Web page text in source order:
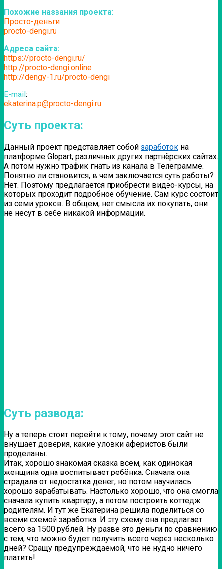
Похожие названия проекта:
Просто-деньги
procto-dengi.ru
Адреса сайта:
https://procto-dengi.ru/
http://procto-dengi.online
http://dengy-1.ru/procto-dengi
E-mail:
ekaterina.p@procto-dengi.ru
Суть проекта:
Данный проект представляет собой заработок на
платформе Glopart, различных других партнёрских сайтах.
А потом нужно трафик гнать из канала в Телеграмме.
Понятно ли становится, в чем заключается суть работы?
Нет. Поэтому предлагается приобрести видео-курсы, на
которых проходит подробное обучение. Сам курс состоит
из семи уроков. В общем, нет смысла их покупать, они
не несут в себе никакой информации.
Суть развода:
Ну а теперь стоит перейти к тому, почему этот сайт не
внушает доверия, какие уловки аферистов были
проделаны.
Итак, хорошо знакомая сказка всем, как одинокая
женщина одна воспитывает ребёнка. Сначала она
страдала от недостатка денег, но потом научилась
хорошо зарабатывать. Настолько хорошо, что она смогла
сначала купить квартиру, а потом построить коттедж
родителям. И тут же Екатерина решила поделиться со
всеми схемой заработка. И эту схему она предлагает
всего за 1500 рублей. Ну разве это деньги по сравнению
с тем, что можно будет получить всего через несколько
дней? Сращу предупреждаемой, что не нудно ничего
платить!